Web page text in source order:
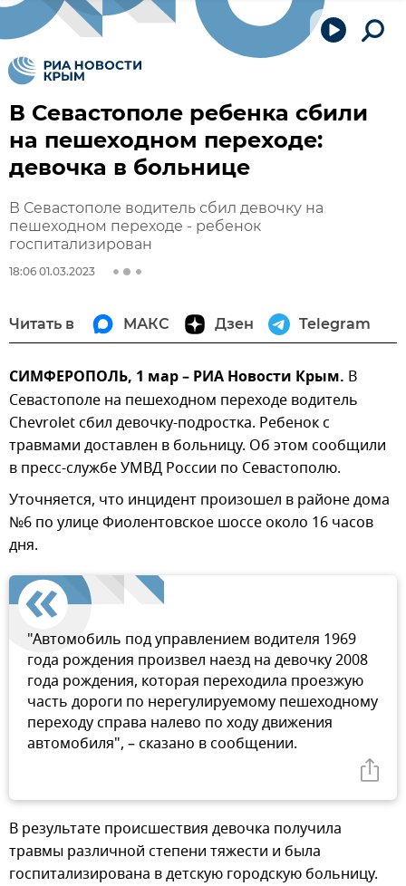
В Севастополе ребенка сбили
на пешеходном переходе:
девочка в больнице
В Севастополе водитель сбил девочку на
пешеходном переходе - ребенок
госпитализирован
18:06 01.03.2023
Читать в МАКС Дзен Telegram
СИМФЕРОПОЛЬ, 1 мар – РИА Новости Крым. В
Севастополе на пешеходном переходе водитель
Chevrolet сбил девочку-подростка. Ребенок с
травмами доставлен в больницу. Об этом сообщили
в пресс-службе УМВД России по Севастополю.
Уточняется, что инцидент произошел в районе дома
№6 по улице Фиолентовское шоссе около 16 часов
дня.
"Автомобиль под управлением водителя 1969
года рождения произвел наезд на девочку 2008
года рождения, которая переходила проезжую
часть дороги по нерегулируемому пешеходному
переходу справа налево по ходу движения
автомобиля", – сказано в сообщении.
В результате происшествия девочка получила
травмы различной степени тяжести и была
госпитализирована в детскую городскую больницу.